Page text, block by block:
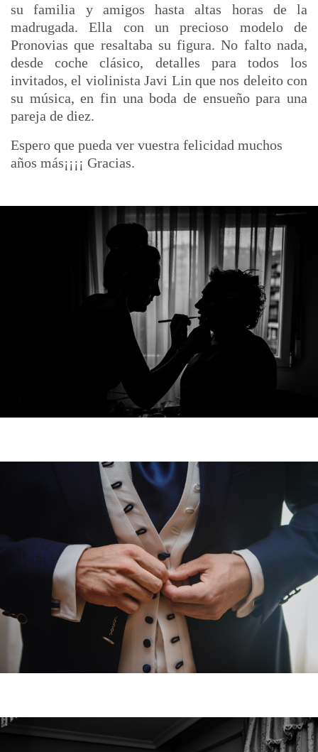
su familia y amigos hasta altas horas de la
madrugada. Ella con un precioso modelo de
Pronovias que resaltaba su figura. No falto nada,
desde coche clásico, detalles para todos los
invitados, el violinista Javi Lin que nos deleito con
su música, en fin una boda de ensueño para una
pareja de diez.
Espero que pueda ver vuestra felicidad muchos
años más¡¡¡¡ Gracias.